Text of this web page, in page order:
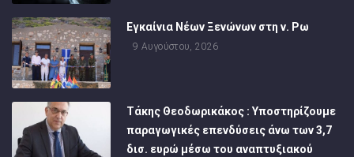
Εγκαίνια Νέων Ξενώνων στη ν. Ρω
9 Αυγούστου, 2026
Τάκης Θεοδωρικάκος : Υποστηρίζουμε
παραγωγικές επενδύσεις άνω των 3,7
δισ. ευρώ μέσω του αναπτυξιακού